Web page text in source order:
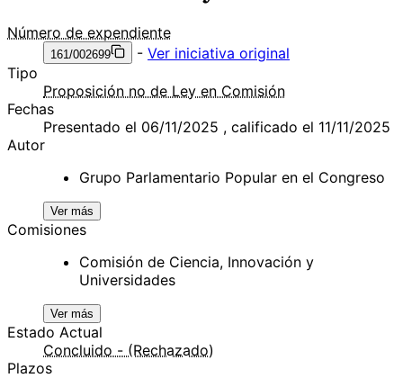
Número de expendiente
161/002699 - Ver iniciativa original
Tipo
Proposición no de Ley en Comisión
Fechas
Presentado el 06/11/2025 , calificado el 11/11/2025
Autor
Grupo Parlamentario Popular en el Congreso
Ver más
Comisiones
Comisión de Ciencia, Innovación y
Universidades
Ver más
Estado Actual
Concluido - (Rechazado)
Plazos